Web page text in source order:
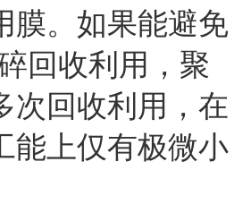
膜。如果能避免
回收利用，聚
次回收利用，在
能上仅有极微小